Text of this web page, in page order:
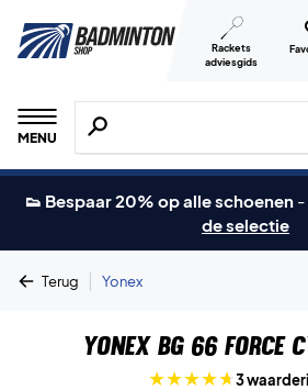
Rackets
adviesgids
MENU
Zoeken naar producten,
👟 Bespaar 20% op alle schoenen -
de selectie
Terug | Yonex
Yonex BG 66 Force
3